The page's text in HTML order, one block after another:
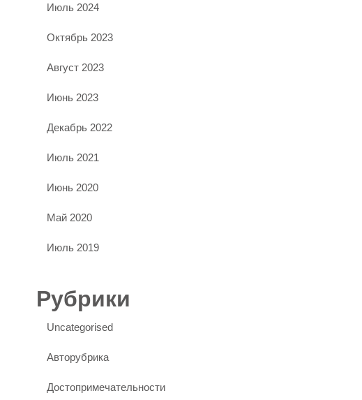
Июль 2024
Октябрь 2023
Август 2023
Июнь 2023
Декабрь 2022
Июль 2021
Июнь 2020
Май 2020
Июль 2019
Рубрики
Uncategorised
Авторубрика
Достопримечательности